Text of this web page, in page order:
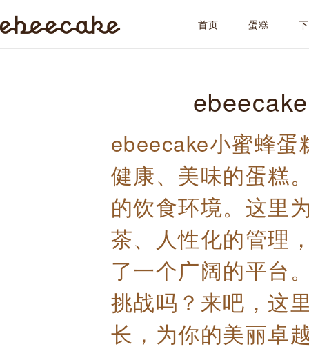
首页 蛋糕
ebeecake小蜜蜂蛋
健康、美味的蛋糕
的饮食环境。这里
茶、人性化的管理
了一个广阔的平台
挑战吗？来吧，这
长，为你的美丽卓